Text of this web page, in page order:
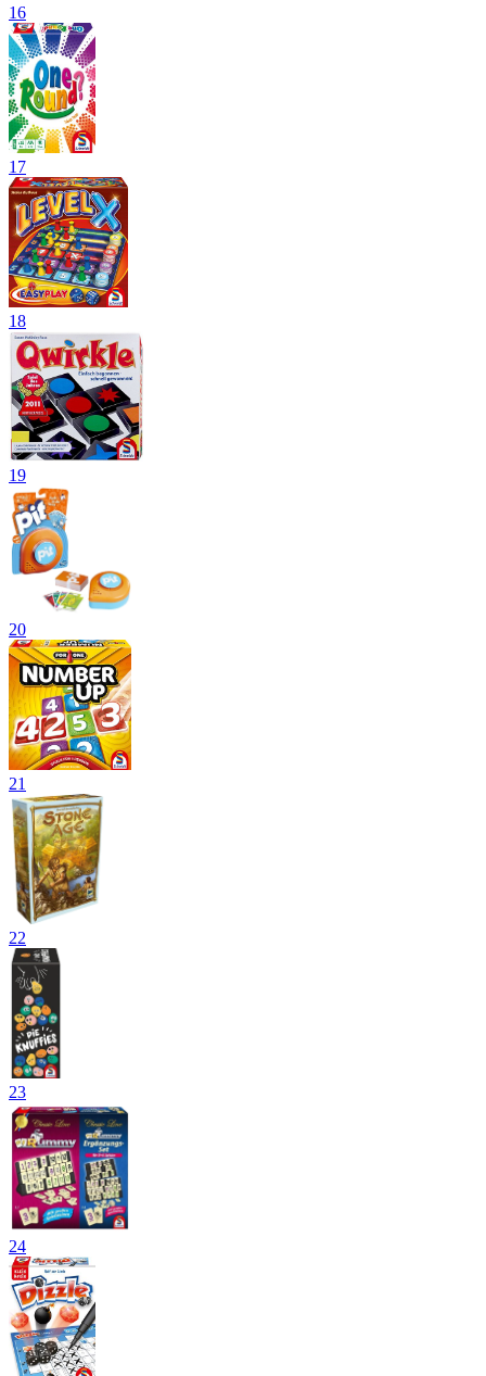
16
17
18
19
20
21
22
23
24